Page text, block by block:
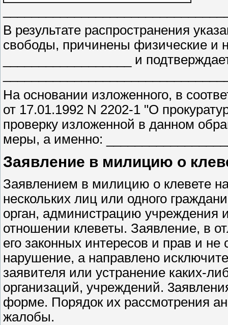
В результате распространения
свободы, причинены физические и
__________________ и
На основании изложенного, в
от 17.01.1992 N 2202-1 "О
проверку изложенной в данном
меры, а именно:
Заявление в милицию о
Заявлением в милицию о клевете
нескольких лиц или одного
орган, администрацию учреждения
отношении клеветы. Заявление, в
его законных интересов и прав и
нарушение, а направлено
заявителя или устранение каких-
организаций, учреждений.
форме. Порядок их рассмотрения
жалобы.